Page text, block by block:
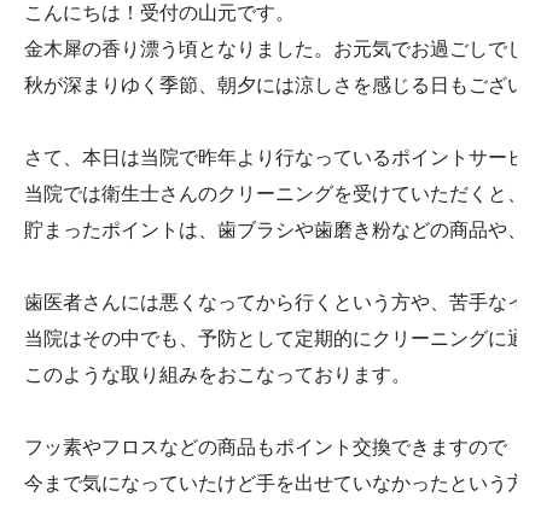
こんにちは！受付の山元です。
金木犀の香り漂う頃となりました。お元気でお過ごしでし
秋が深まりゆく季節、朝夕には涼しさを感じる日もござい
さて、本日は当院で昨年より行なっているポイントサービ
当院では衛生士さんのクリーニングを受けていただくと、
貯まったポイントは、歯ブラシや歯磨き粉などの商品や
歯医者さんには悪くなってから行くという方や、苦手なイ
当院はその中でも、予防として定期的にクリーニングに
このような取り組みをおこなっております。
フッ素やフロスなどの商品もポイント交換できますので
今まで気になっていたけど手を出せていなかったという方